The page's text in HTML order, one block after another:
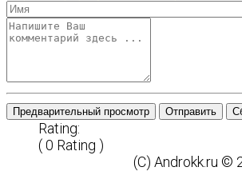
Предварительный просмотр Отправить
Rating:
( 0 Rating )
(C) Androkk.ru